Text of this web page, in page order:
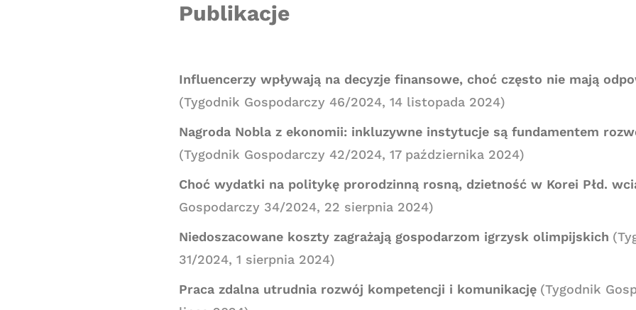
Publikacje
Influencerzy wpływają na decyzje finansowe, choć często nie mają
(Tygodnik Gospodarczy 46/2024, 14 listopada 2024)
Nagroda Nobla z ekonomii: inkluzywne instytucje są fundamentem
(Tygodnik Gospodarczy 42/2024, 17 października 2024)
Choć wydatki na politykę prorodzinną rosną, dzietność w Korei Płd.
Gospodarczy 34/2024, 22 sierpnia 2024)
Niedoszacowane koszty zagrażają gospodarzom igrzysk olimpijskich
31/2024, 1 sierpnia 2024)
Praca zdalna utrudnia rozwój kompetencji i komunikację (Tygodnik